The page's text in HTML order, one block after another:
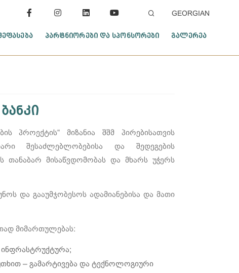
GEORGIAN
ᲞᲐᲠᲢᲜᲘᲝᲠᲔᲑᲘ ᲓᲐ ᲡᲞᲝᲜᲡᲝᲠᲔᲑᲘ ᲒᲐᲚᲔᲠᲔᲐ
პროექტის“ მიზანია შშმ პირებისათვის
შესაძლებლობებისა და შედეგების
თანაბარ მისაწვდომობას და მხარს უჭერს
და გააუმჯობესოს ადამიანებისა და მათი
მიმართულებას:
ინფრასტრუქტურა;
– გამარტივება და ტექნოლოგიური